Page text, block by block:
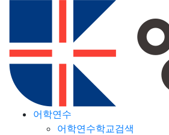
어학연수
어학연수학교검색